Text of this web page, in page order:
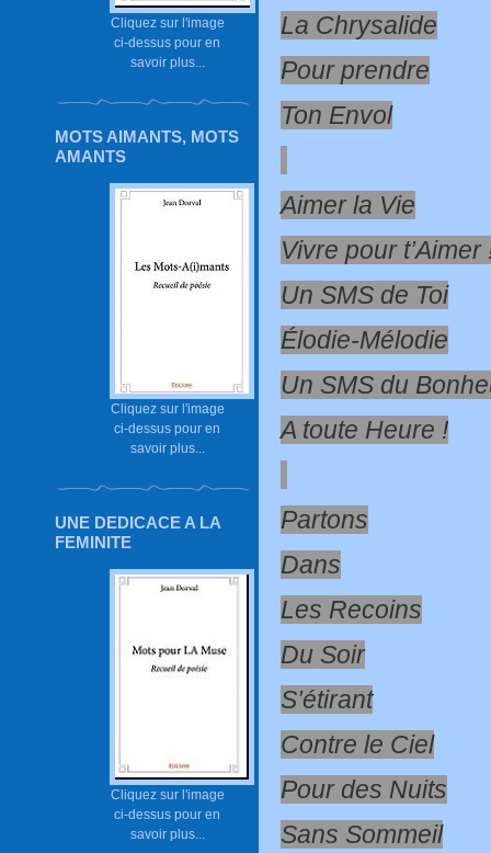
Cliquez sur l'image
ci-dessus pour en
savoir plus...
MOTS AIMANTS, MOTS
AMANTS
Cliquez sur l'image
ci-dessus pour en
savoir plus...
UNE DEDICACE A LA
FEMINITE
Cliquez sur l'image
ci-dessus pour en
savoir plus...
La Chrysalide
Pour prendre
Ton Envol
Aimer la Vie
Vivre pour t’Aimer
Un SMS de Toi
Élodie-Mélodie
Un SMS du
A toute Heure !
Partons
Dans
Les Recoins
Du Soir
S’étirant
Contre le Ciel
Pour des Nuits
Sans Sommeil